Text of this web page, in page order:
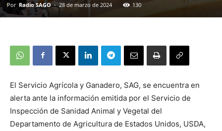
Por Radio SAGO - 28 de marzo de 2024 130
El Servicio Agrícola y Ganadero, SAG, se encuentra en
alerta ante la información emitida por el Servicio de
Inspección de Sanidad Animal y Vegetal del
Departamento de Agricultura de Estados Unidos, USDA,